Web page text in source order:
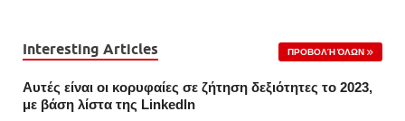
Interesting Articles ΠΡΟΒΟΛΉ ΌΛΩΝ
Αυτές είναι οι κορυφαίες σε ζήτηση δεξιότητες το 2023,
με βάση λίστα της Linkedln